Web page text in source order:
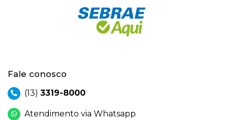
Fale conosco
(13) 3319-8000
Atendimento via Whatsapp